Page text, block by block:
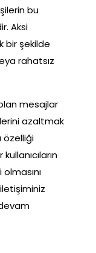
bu
Aksi
bir şekilde
rahatsız
mesajlar
azaltmak
özelliği